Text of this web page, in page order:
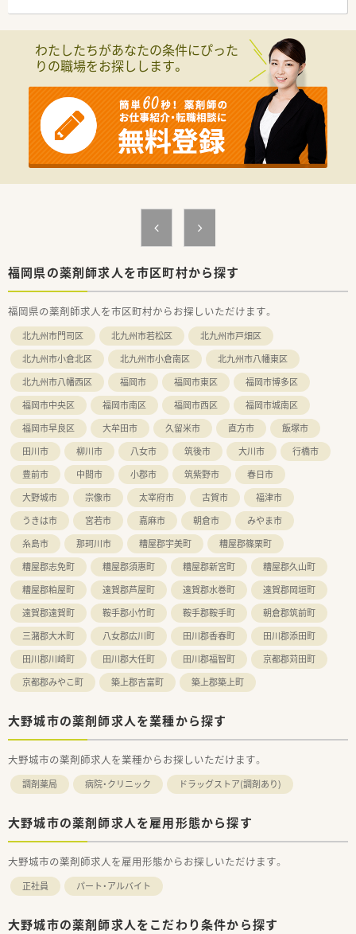
■コアタイムは10:00～16:00ですが休憩は交代でしっかり取れ
ます。
■事務の方も補助に回るため業務負担は少ないです。
わたしたちがあなたの条件にぴった
りの職場をお探しします。
福岡県の薬剤師求人を市区町村から探す
福岡県の薬剤師求人を市区町村からお探しいただけます。
北九州市門司区 北九州市若松区
北九州市戸畑区
北九州市小倉北区
北九州市小倉南区
北九州市八幡東区
北九州市八幡西区
福岡市 福岡市東区
福岡市博多区
福岡市中央区
福岡市南区 福岡市西区
福岡市城南区
福岡市早良区
大牟田市 久留米市 直方市
飯塚市
田川市
柳川市 八女市 筑後市 大川市
行橋市
豊前市
中間市 小郡市 筑紫野市
春日市
大野城市
宗像市 太宰府市 古賀市
福津市
うきは市
宮若市 嘉麻市 朝倉市
みやま市
糸島市
那珂川市 糟屋郡宇美町
糟屋郡篠栗町
糟屋郡志免町
糟屋郡須惠町 糟屋郡新宮町
糟屋郡久山町
糟屋郡粕屋町
遠賀郡芦屋町 遠賀郡水巻町
遠賀郡岡垣町
遠賀郡遠賀町
鞍手郡小竹町 鞍手郡鞍手町
朝倉郡筑前町
三潴郡大木町
八女郡広川町 田川郡香春町
田川郡添田町
田川郡川崎町
田川郡大任町 田川郡福智町
京都郡苅田町
京都郡みやこ町
築上郡吉富町 築上郡築上町
大野城市の薬剤師求人を業種から探す
大野城市の薬剤師求人を業種からお探しいただけます。
調剤薬局 病院・クリニック ドラッグストア(調剤あり)
大野城市の薬剤師求人を雇用形態から探す
大野城市の薬剤師求人を雇用形態からお探しいただけます。
正社員 パート・アルバイト
大野城市の薬剤師求人をこだわり条件から探す